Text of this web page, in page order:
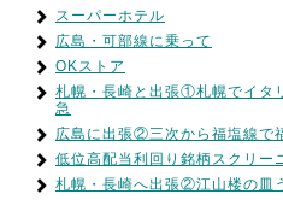
スーパーホテル
広島・可部線に乗って
OKストア
札幌・長崎と出張①札幌でイタ
急
広島に出張②三次から福塩線で
低位高配当利回り銘柄スクリー
札幌・長崎へ出張②江山楼の皿